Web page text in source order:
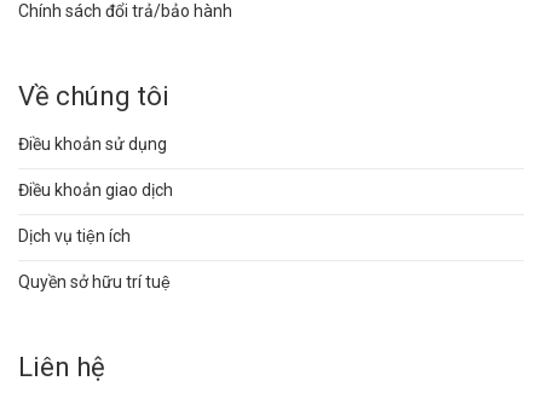
Chính sách đổi trả/bảo hành
Về chúng tôi
Điều khoản sử dụng
Điều khoản giao dịch
Dịch vụ tiện ích
Quyền sở hữu trí tuệ
Liên hệ